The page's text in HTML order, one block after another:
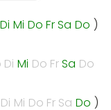
Di Mi DoFrSa Do )
Di Mi Do FrSa Do
Di Mi Do Fr Sa Do )